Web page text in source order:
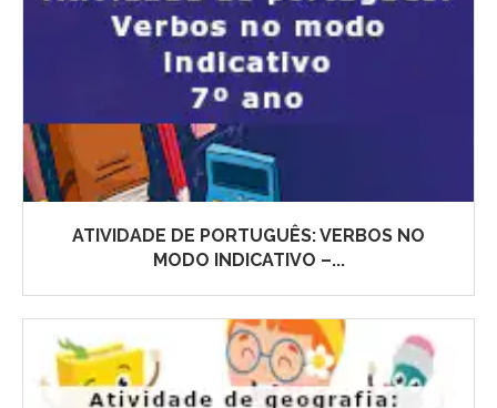
ATIVIDADE DE PORTUGUÊS: VERBOS NO
MODO INDICATIVO –...